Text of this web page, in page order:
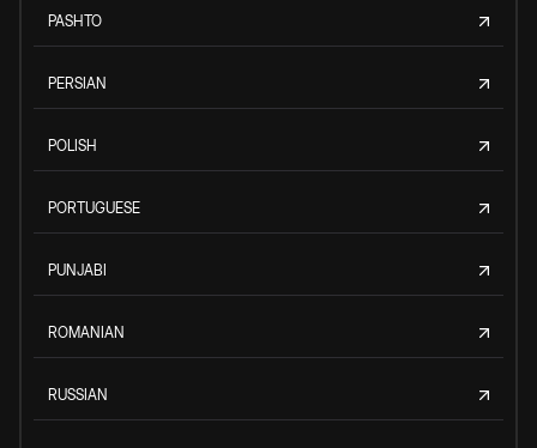
PASHTO
PERSIAN
POLISH
PORTUGUESE
PUNJABI
ROMANIAN
RUSSIAN